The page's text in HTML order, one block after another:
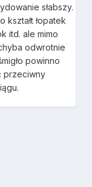
słabszy.
kształt łopatek
itd. ale mimo
odwrotnie
powinno
przeciwny